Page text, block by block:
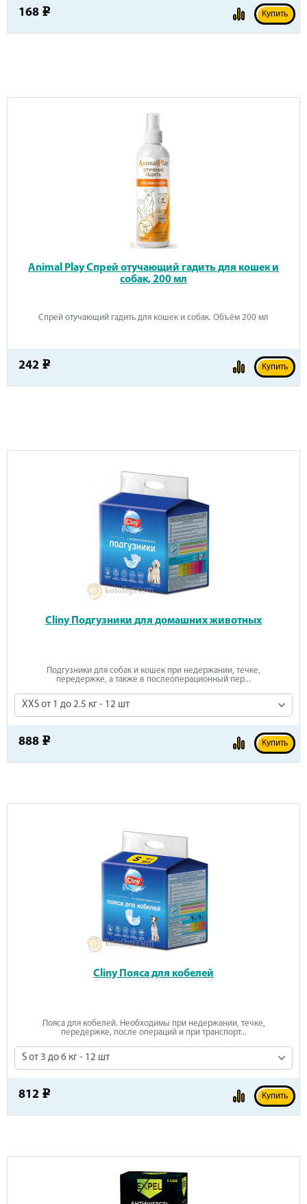
168 e Купить
Animal Play Спрей отучающий гадить для кошек и
собак, 200 мл
Спрей отучающий гадить для кошек и собак. Объём 200 мл
242 e Купить
Cliny Подгузники для домашних животных
Подгузники для собак и кошек при недержании, течке,
передержке, а также в послеоперационный пер...
XXS от 1 до 2.5 кг - 12 шт
888 e Купить
Cliny Пояса для кобелей
Пояса для кобелей. Необходимы при недержании, течке,
передержке, после операций и при транспорт...
S от 3 до 6 кг - 12 шт
812 e Купить